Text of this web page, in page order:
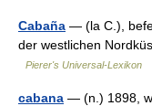
Cabaña — (la C.),
der westlichen
Pierer's Universal-Lexikon
cabana — (n.) 1898,